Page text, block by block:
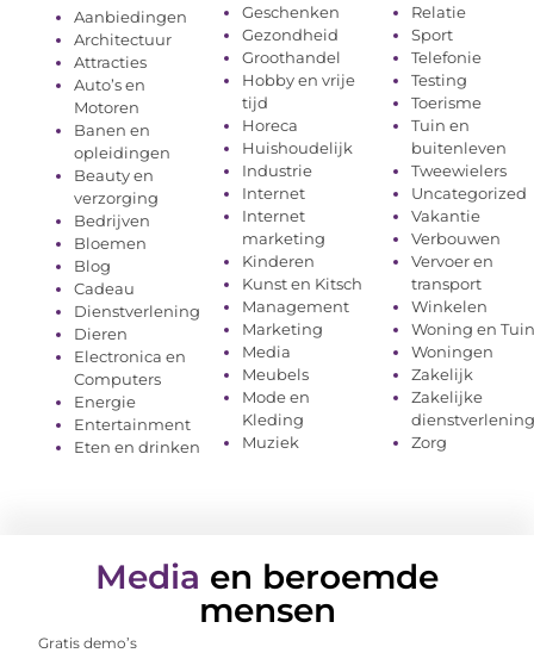
Aanbiedingen
Architectuur
Attracties
Auto’s en
Motoren
Banen en
opleidingen
Beauty en
verzorging
Bedrijven
Bloemen
Blog
Cadeau
Dienstverlening
Dieren
Electronica en
Computers
Energie
Entertainment
Eten en drinken
Geschenken
Gezondheid
Groothandel
Hobby en vrije
tijd
Horeca
Huishoudelijk
Industrie
Internet
Internet
marketing
Kinderen
Kunst en Kitsch
Management
Marketing
Media
Meubels
Mode en
Kleding
Muziek
Relatie
Sport
Telefonie
Testing
Toerisme
Tuin en
buitenleven
Tweewielers
Uncategorized
Vakantie
Verbouwen
Vervoer en
transport
Winkelen
Woning en Tuin
Woningen
Zakelijk
Zakelijke
dienstverlening
Zorg
Media en beroemde
mensen
Gratis demo’s